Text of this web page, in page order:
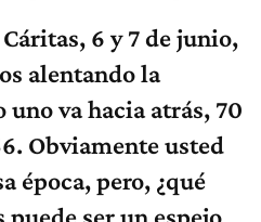
6 y 7 de junio,
alentando la
uno va hacia atrás, 70
Obviamente usted
época, pero, ¿qué
ser un espejo